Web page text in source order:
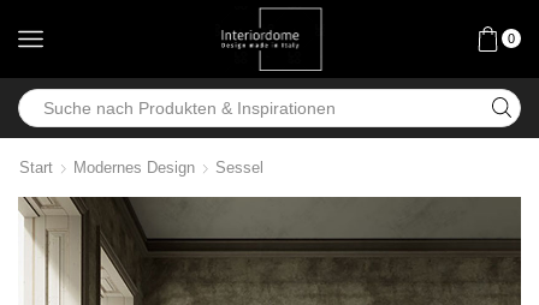
0
Start Modernes Design Sessel